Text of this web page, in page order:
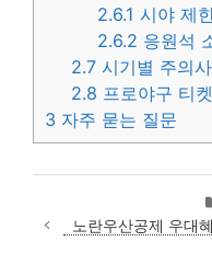
2.6.1 시야 제
2.6.2 응원석
2.7 시기별 주의
2.8 프로야구 티
3 자주 묻는 질문
노란우산공제 우대